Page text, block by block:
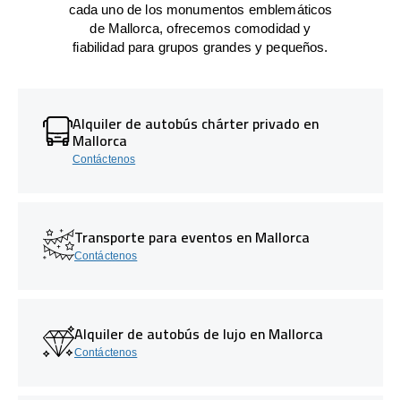
cada uno de los monumentos emblemáticos
de Mallorca, ofrecemos comodidad y
fiabilidad para grupos grandes y pequeños.
Alquiler de autobús chárter privado en
Mallorca
Contáctenos
Transporte para eventos en Mallorca
Contáctenos
Alquiler de autobús de lujo en Mallorca
Contáctenos